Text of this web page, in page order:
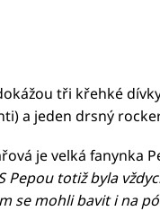
tři křehké
a jeden drsný
je velká fanynka
Pepou totiž byla
se mohli bavit i na